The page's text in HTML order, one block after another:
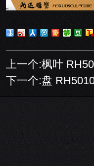
上一个:枫叶
下一个:盘